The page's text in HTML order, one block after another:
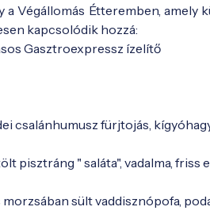
a Végállomás Étteremben, amely
kapcsolódik hozzá:
Gasztroexpressz ízelítő
csalánhumusz fürjtojás,
pisztráng " saláta", vadalma, friss
sült vaddisznópofa,